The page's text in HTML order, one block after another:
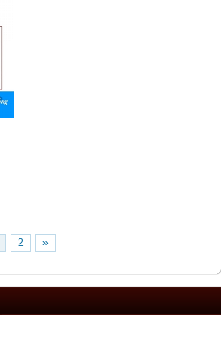
2 »